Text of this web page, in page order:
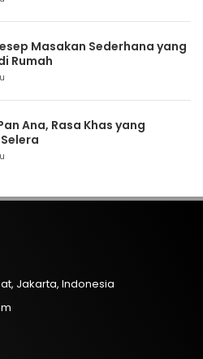
Masakan Sederhana yang
Rumah
Ana, Rasa Khas yang
Jakarta, Indonesia